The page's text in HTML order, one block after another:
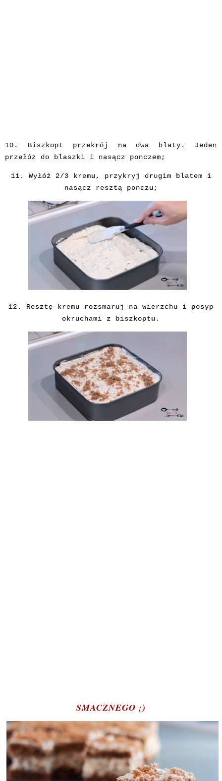
10. Biszkopt
przekrój na dwa blaty. Jeden
przełóż do blaszki i nasącz ponczem;
11. Wyłóż 2/3 kremu, przykryj drugim blatem i
nasącz resztą ponczu;
12. Resztę kremu rozsmaruj na wierzchu i posyp
okruchami z biszkoptu.
SMACZNEGO ;)